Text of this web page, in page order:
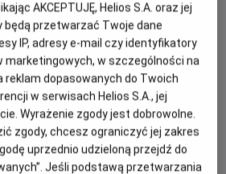
Helios prezentują mini
i SUPERGIRL!
, kina Helios zapraszają do świata
znaku DC! Na początek pierwszy,
film fabularny DC Studios:
AKCEPTUJĘ, Helios S.A. oraz jej
będą przetwarzać Twoje dane
IP, adresy e-mail czy identyfikatory
marketingowych, w szczególności na
dopasowanych do Twoich
w serwisach Helios S.A., jej
Wyrażenie zgody jest dobrowolne.
zgody, chcesz ograniczyć jej zakres
uprzednio udzieloną przejdź do
Jeśli podstawą przetwarzania